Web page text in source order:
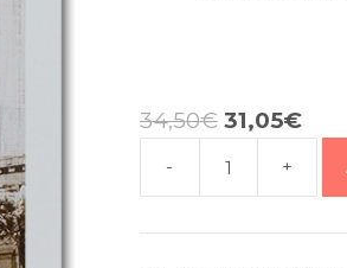
34,50€ 31,05€
-
Cuba
capitol
+